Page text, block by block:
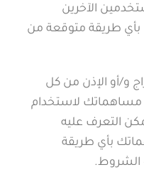
الآخرين
طريقة متوقعة من
و/أو الإذن من كل
لاستخدام
التعرف عليه
بأي طريقة
الشروط.